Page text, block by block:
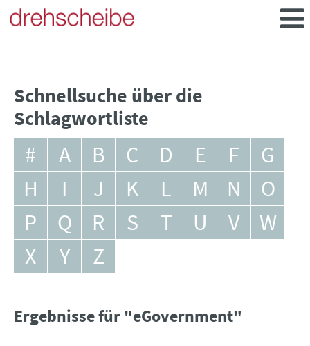
Schnellsuche über die
Schlagwortliste
# A B C D E F
G
H
I J K L M N
O
P
Q R S T U V
W
X
Y Z
Ergebnisse für "eGovernment"